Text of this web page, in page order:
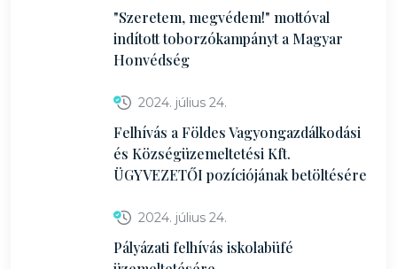
"Szeretem, megvédem!" mottóval
indított toborzókampányt a Magyar
Honvédség
2024. július 24.
Felhívás a Földes Vagyongazdálkodási
és Községüzemeltetési Kft.
ÜGYVEZETŐI pozíciójának betöltésére
2024. július 24.
Pályázati felhívás iskolabüfé